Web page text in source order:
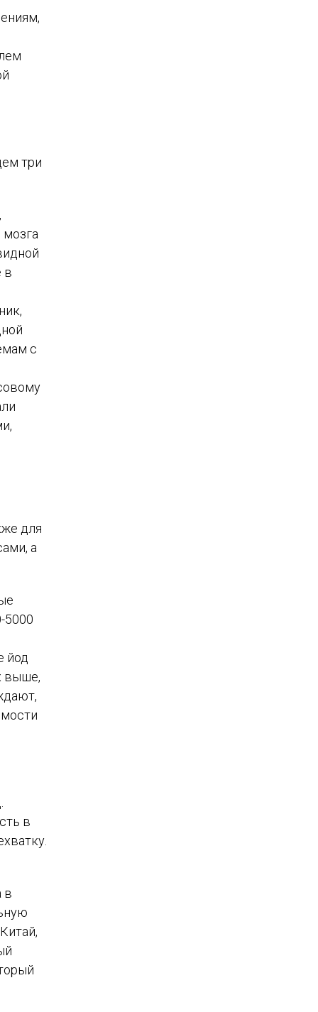
три
в
с
для
а
5000
йод
выше,
в
в